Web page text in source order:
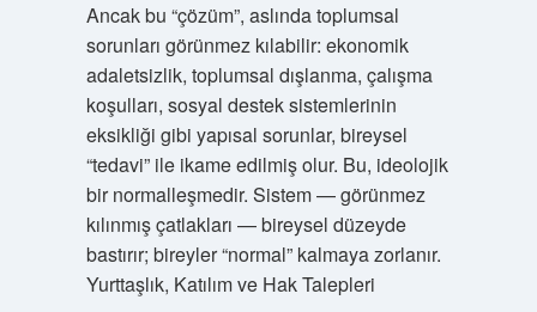
Ancak bu “çözüm”, aslında toplumsal
sorunları görünmez kılabilir: ekonomik
adaletsizlik, toplumsal dışlanma, çalışma
koşulları, sosyal destek sistemlerinin
eksikliği gibi yapısal sorunlar, bireysel
“tedavi” ile ikame edilmiş olur. Bu, ideolojik
bir normalleşmedir. Sistem — görünmez
kılınmış çatlakları — bireysel düzeyde
bastırır; bireyler “normal” kalmaya zorlanır.
Yurttaşlık, Katılım ve Hak Talepleri